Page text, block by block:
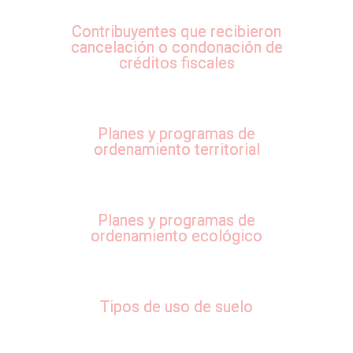
Contribuyentes que recibieron
cancelación o condonación de
créditos fiscales
Planes y programas de
ordenamiento territorial
Planes y programas de
ordenamiento ecológico
Tipos de uso de suelo